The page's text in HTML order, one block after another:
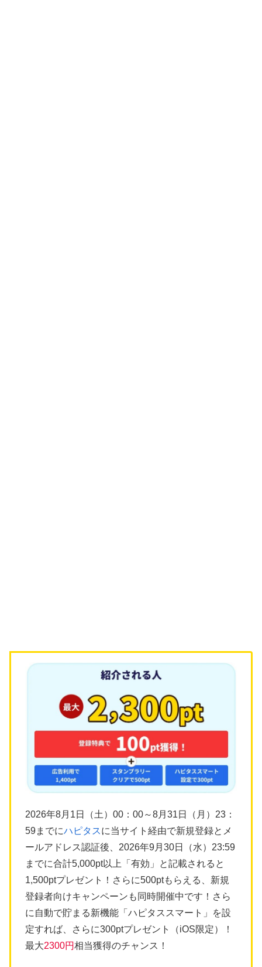
2026年8月1日（土）00：00～8月31日（月）23：
59までにハピタスに当サイト経由で新規登録とメ
ールアドレス認証後、2026年9月30日（水）23:59
までに合計5,000pt以上「有効」と記載されると
1,500ptプレゼント！さらに500ptもらえる、新規
登録者向けキャンペーンも同時開催中です！さら
に自動で貯まる新機能「ハピタススマート」を設
定すれば、さらに300ptプレゼント（iOS限定）！
最大2300円相当獲得のチャンス！